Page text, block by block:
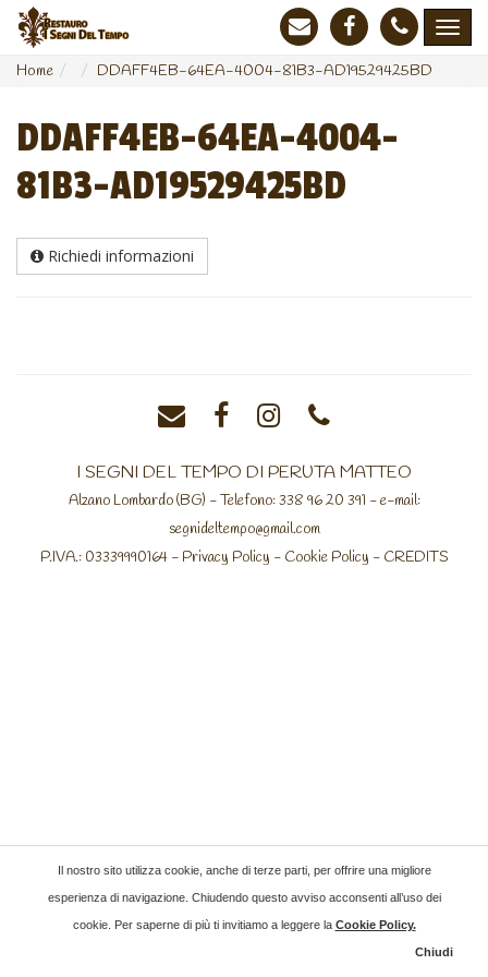
Home DDAFF4EB-64EA-4004-81B3-AD19529425BD
DDAFF4EB-64EA-4004-
81B3-AD19529425BD
Richiedi informazioni
I SEGNI DEL TEMPO DI PERUTA MATTEO
Alzano Lombardo (BG) - Telefono: 338 96 20 391 - e-mail:
segnideltempo@gmail.com
P.IVA.: 03339990164 - Privacy Policy - Cookie Policy - CREDITS
Il nostro sito utilizza cookie, anche di terze parti, per offrire una migliore
esperienza di navigazione. Chiudendo questo avviso acconsenti all’uso dei
cookie. Per saperne di più ti invitiamo a leggere la Cookie Policy.
Chiudi